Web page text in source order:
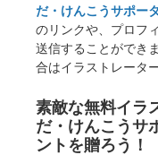
だ・けんこうサポー
のリンクや、プロフ
送信することができ
合はイラストレータ
素敵な無料イラ
だ・けんこうサ
ントを贈ろう！